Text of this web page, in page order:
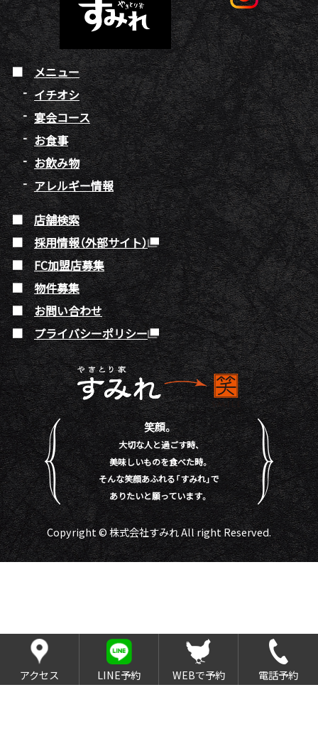
メニュー
イチオシ
宴会コース
お食事
お飲み物
アレルギー情報
店舗検索
採用情報（外部サイト）
FC加盟店募集
物件募集
お問い合わせ
プライバシーポリシー
笑顔。
大切な人と過ごす時、
美味しいものを食べた時。
そんな笑顔あふれる「すみれ」で
ありたいと願っています。
Copyright © 株式会社すみれ All right Reserved.
アクセス LINE予約 WEBで予約 電話予約